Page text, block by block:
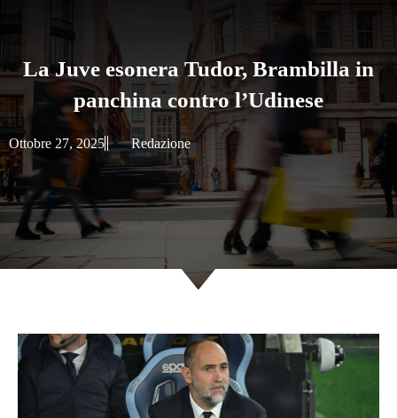
La Juve esonera Tudor, Brambilla in
panchina contro l’Udinese
Ottobre 27, 2025 Redazione